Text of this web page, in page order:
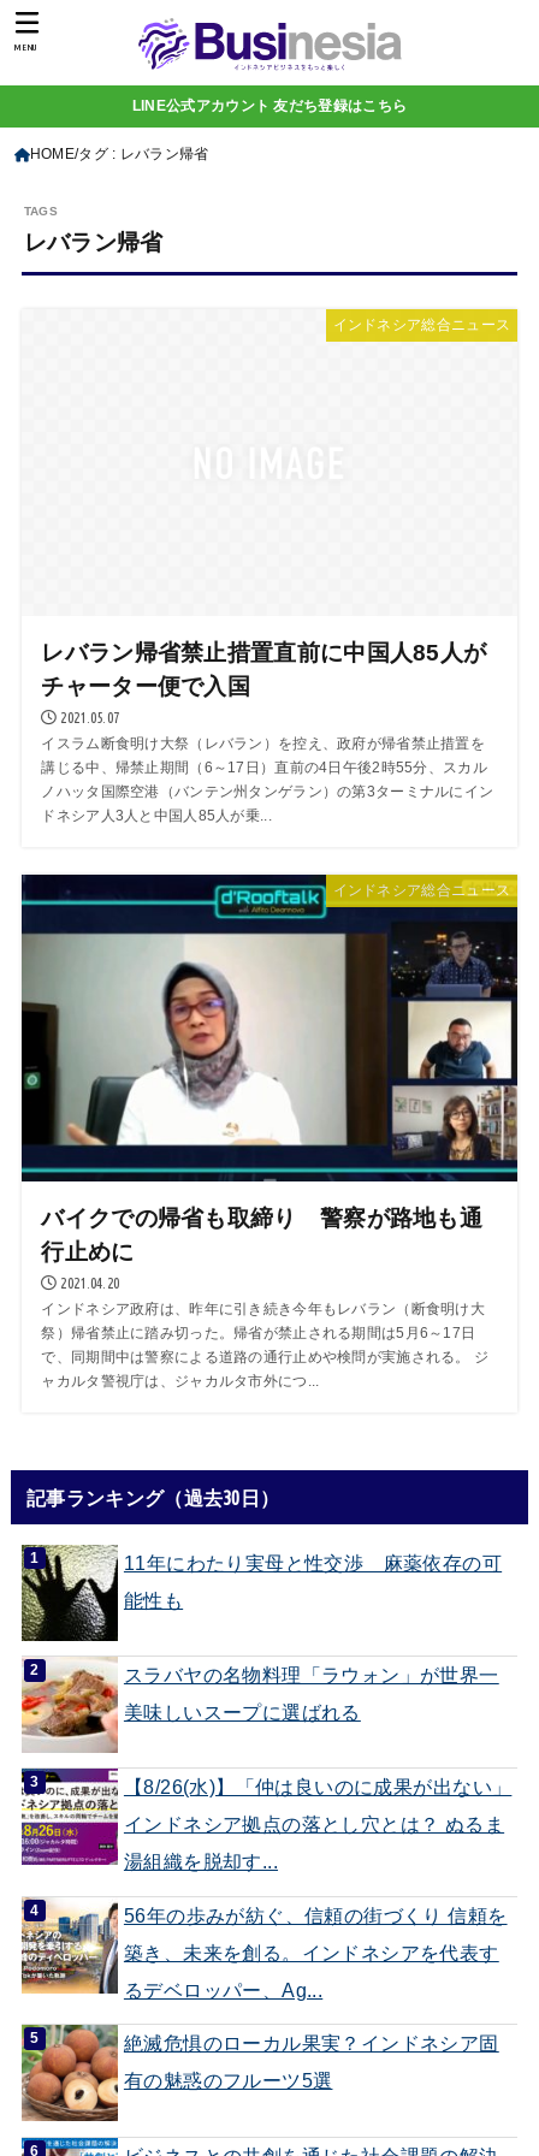
MENU
LINE公式アカウント 友だち登録はこちら
HOME タグ : レバラン帰省
レバラン帰省
インドネシア総合ニュース
レバラン帰省禁止措置直前に中国人85人が
チャーター便で入国
2021.05.07
イスラム断食明け大祭（レバラン）を控え、政府が帰省禁止措置を
講じる中、帰禁止期間（6～17日）直前の4日午後2時55分、スカル
ノハッタ国際空港（バンテン州タンゲラン）の第3ターミナルにイン
ドネシア人3人と中国人85人が乗...
インドネシア総合ニュース
バイクでの帰省も取締り 警察が路地も通
行止めに
2021.04.20
インドネシア政府は、昨年に引き続き今年もレバラン（断食明け大
祭）帰省禁止に踏み切った。帰省が禁止される期間は5月6～17日
で、同期間中は警察による道路の通行止めや検問が実施される。 ジ
ャカルタ警視庁は、ジャカルタ市外につ...
記事ランキング（過去30日）
11年にわたり実母と性交渉 麻薬依存の可
能性も
スラバヤの名物料理「ラウォン」が世界一
美味しいスープに選ばれる
【8/26(水)】「仲は良いのに成果が出ない」
インドネシア拠点の落とし穴とは？ ぬるま
湯組織を脱却す...
56年の歩みが紡ぐ、信頼の街づくり 信頼を
築き、未来を創る。インドネシアを代表す
るデベロッパー、Ag...
絶滅危惧のローカル果実？インドネシア固
有の魅惑のフルーツ5選